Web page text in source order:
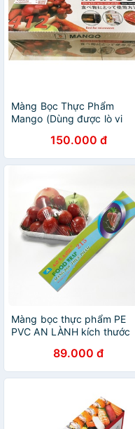
Màng Bọc Thực Phẩm
Mango (Dùng được lò vi
150.000 đ
Màng bọc thực phẩm PE
PVC AN LÀNH kích thước
trong lò vi sóng
89.000 đ